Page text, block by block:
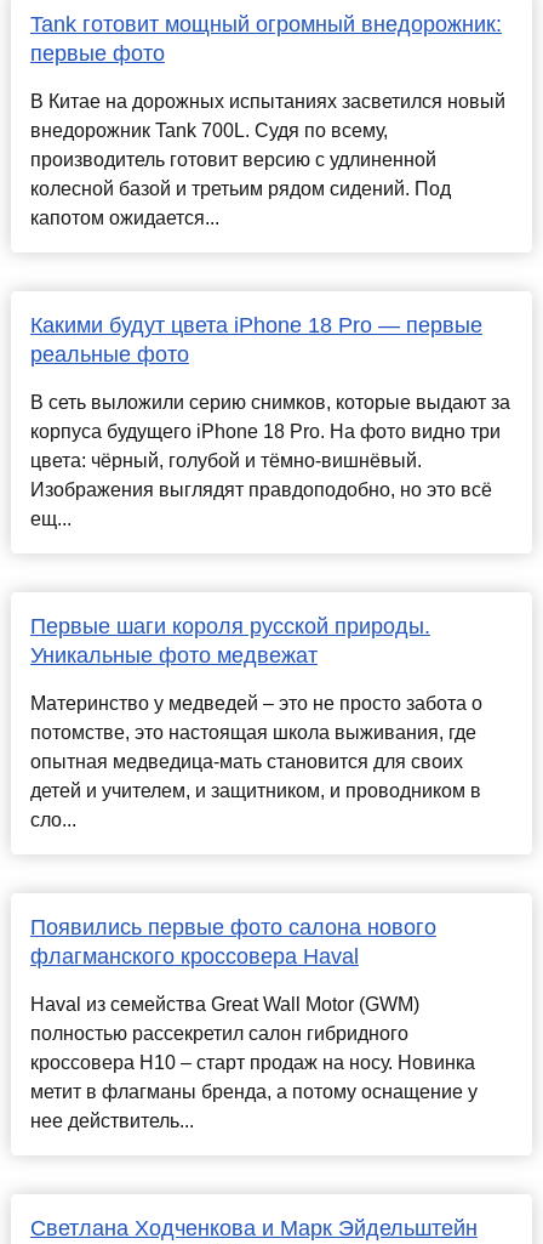
Tank готовит мощный огромный внедорожник:
первые фото
В Китае на дорожных испытаниях засветился новый
внедорожник Tank 700L. Судя по всему,
производитель готовит версию с удлиненной
колесной базой и третьим рядом сидений. Под
капотом ожидается...
Какими будут цвета iPhone 18 Pro — первые
реальные фото
В сеть выложили серию снимков, которые выдают за
корпуса будущего iPhone 18 Pro. На фото видно три
цвета: чёрный, голубой и тёмно-вишнёвый.
Изображения выглядят правдоподобно, но это всё
ещ...
Первые шаги короля русской природы.
Уникальные фото медвежат
Материнство у медведей – это не просто забота о
потомстве, это настоящая школа выживания, где
опытная медведица-мать становится для своих
детей и учителем, и защитником, и проводником в
сло...
Появились первые фото салона нового
флагманского кроссовера Haval
Haval из семейства Great Wall Motor (GWM)
полностью рассекретил салон гибридного
кроссовера H10 – старт продаж на носу. Новинка
метит в флагманы бренда, а потому оснащение у
нее действитель...
Светлана Ходченкова и Марк Эйдельштейн